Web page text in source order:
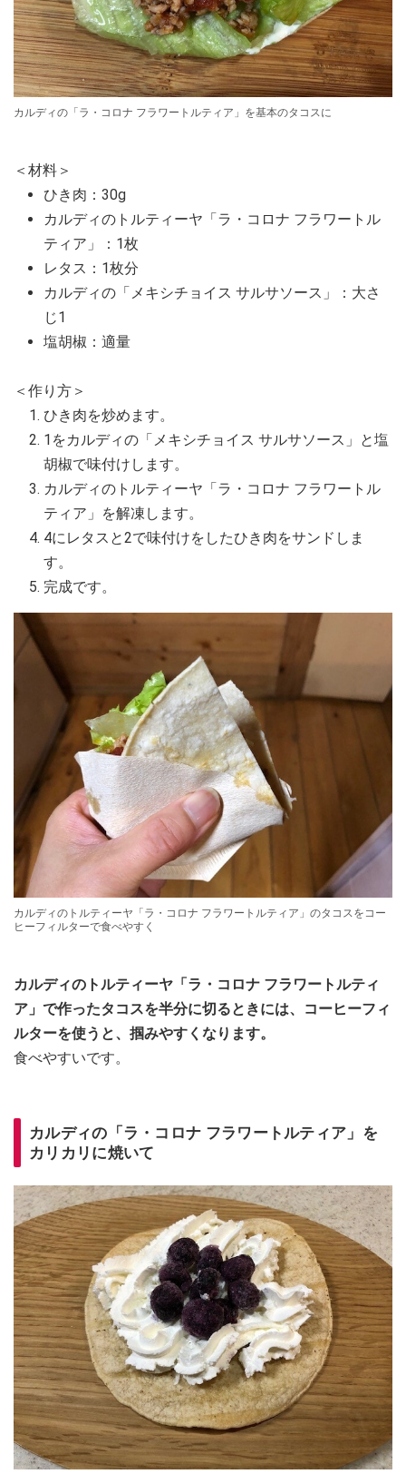
カルディの「ラ・コロナ フラワートルティア」を基本のタコスに
＜材料＞
ひき肉：30g
カルディのトルティーヤ「ラ・コロナ フラワートル
ティア」：1枚
レタス：1枚分
カルディの「メキシチョイス サルサソース」：大さ
じ1
塩胡椒：適量
＜作り方＞
ひき肉を炒めます。
1をカルディの「メキシチョイス サルサソース」と塩
胡椒で味付けします。
カルディのトルティーヤ「ラ・コロナ フラワートル
ティア」を解凍します。
4にレタスと2で味付けをしたひき肉をサンドしま
す。
完成です。
カルディのトルティーヤ「ラ・コロナ フラワートルティア」のタコスをコー
ヒーフィルターで食べやすく
カルディのトルティーヤ「ラ・コロナ フラワートルティ
ア」で作ったタコスを半分に切るときには、コーヒーフィ
ルターを使うと、掴みやすくなります。
食べやすいです。
カルディの「ラ・コロナ フラワートルティア」を
カリカリに焼いて